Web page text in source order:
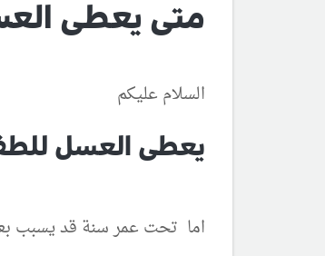
متى يعطى
السلام عليكم
يعطى العسل
اما تحت عمر سنة قد يسبب